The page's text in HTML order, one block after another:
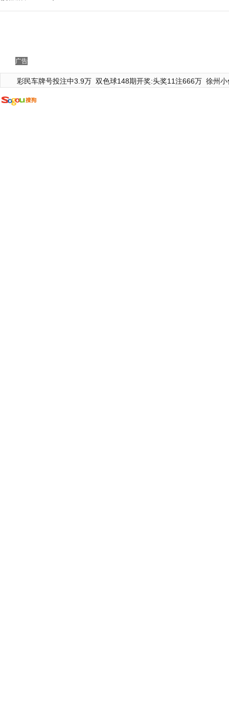
广告
彩民车牌号投注中3.9万 双色球148期开奖:头奖11注666万 徐州